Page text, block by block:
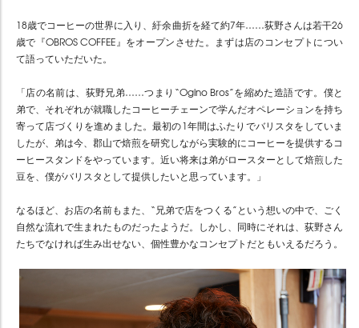
18歳でコーヒーの世界に入り、紆余曲折を経て約7年……荻野さんは若干26
歳で『OBROS COFFEE』をオープンさせた。まずは店のコンセプトについ
て語っていただいた。
「店の名前は、荻野兄弟……つまり“Ogino Bros”を縮めた造語です。僕と
弟で、それぞれが就職したコーヒーチェーンで学んだオペレーションを持ち
寄って店づくりを進めました。最初の1年間はふたりでバリスタをしていま
したが、弟は今、郡山で焙煎を研究しながら実験的にコーヒーを提供するコ
ーヒースタンドをやっています。近い将来は弟がロースターとして焙煎した
豆を、僕がバリスタとして提供したいと思っています。」
なるほど、お店の名前もまた、“兄弟で店をつくる”という想いの中で、ごく
自然な流れで生まれたものだったようだ。しかし、同時にそれは、荻野さん
たちでなければ生み出せない、個性豊かなコンセプトだともいえるだろう。